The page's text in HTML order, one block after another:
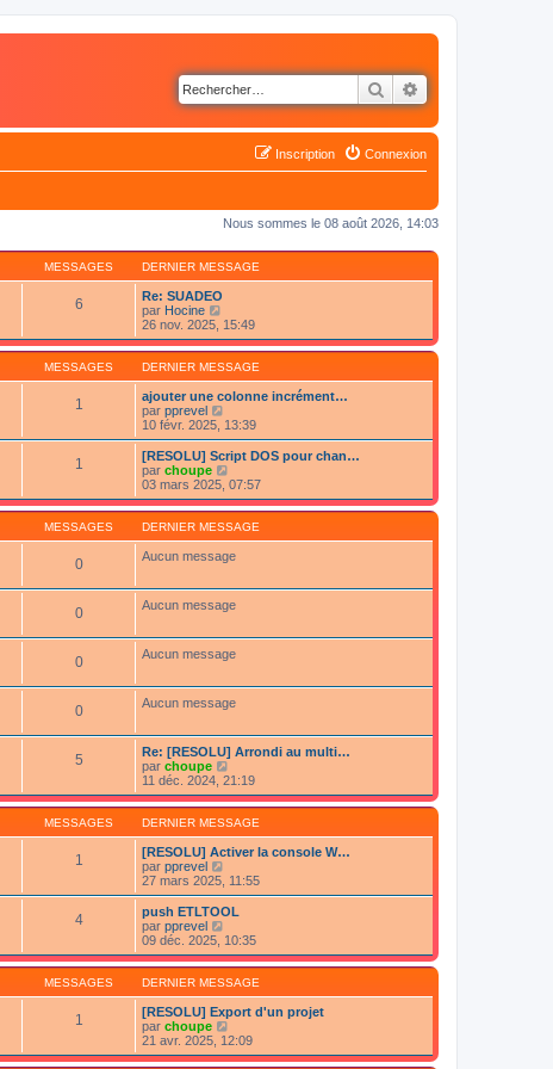
Rechercher
Connexion
Inscription
Nous sommes le 08 août 2026, 14:03
MESSAGES DERNIER MESSAGE
6
Re: SUADEO
par Hocine
o
n
s
u
l
t
e
r
l
e
d
e
r
n
i
e
r
m
s
s
g
e
26 nov. 2025, 15:49
MESSAGES DERNIER MESSAGE
1
ajouter une colonne incrément…
par pprevel
o
n
s
u
l
e
r
l
e
d
r
n
e
r
s
g
e
10 févr. 2025, 13:39
1
[RESOLU] Script DOS pour chan…
par choupe
o
n
s
u
l
t
e
e
r
i
e
r
e
s
a
g
e
03 mars 2025, 07:57
MESSAGES DERNIER MESSAGE
0 Aucun message
0 Aucun message
0 Aucun message
0 Aucun message
5
Re: [RESOLU] Arrondi au multi…
par choupe
o
n
s
u
l
t
r
l
e
e
n
i
e
r
e
s
11 déc. 2024, 21:19
MESSAGES DERNIER MESSAGE
1
[RESOLU] Activer la console W…
par pprevel
o
n
s
l
e
r
l
e
d
e
n
27 mars 2025, 11:55
4
push ETLTOOL
par pprevel
o
n
s
u
l
t
e
r
l
09 déc. 2025, 10:35
MESSAGES DERNIER MESSAGE
1
[RESOLU] Export d'un projet
par choupe
o
n
21 avr. 2025, 12:09